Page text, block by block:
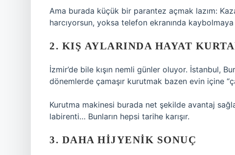
Ama burada küçük bir parantez açmak lazım:
harcıyorsun, yoksa telefon ekranında kaybolmaya
2. KIŞ AYLARINDA HAYAT
İzmir’de bile kışın nemli günler oluyor. İstanbul,
dönemlerde çamaşır kurutmak bazen evin içine
Kurutma makinesi burada net şekilde avantaj
labirenti… Bunların hepsi tarihe karışır.
3. DAHA HIJYENIK SONUÇ